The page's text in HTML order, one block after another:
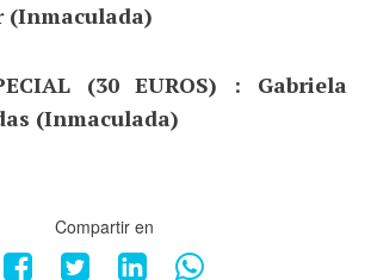
(Inmaculada)
(30 EUROS) : Gabriela
(Inmaculada)
Compartir en